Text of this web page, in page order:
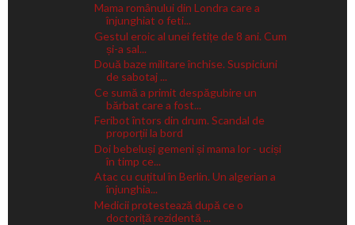
Mama românului din Londra care a
înjunghiat o feti...
Gestul eroic al unei fetițe de 8 ani. Cum
și-a sal...
Două baze militare închise. Suspiciuni
de sabotaj ...
Ce sumă a primit despăgubire un
bărbat care a fost...
Feribot întors din drum. Scandal de
proporții la bord
Doi bebeluși gemeni și mama lor - uciși
în timp ce...
Atac cu cuțitul în Berlin. Un algerian a
înjunghia...
Medicii protestează după ce o
doctoriță rezidentă ...